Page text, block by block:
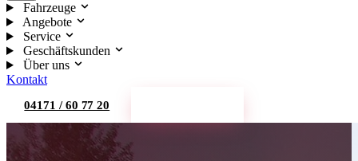
Fahrzeuge
Angebote
Service
Geschäftskunden
Über uns
Kontakt
04171 / 60 77 20